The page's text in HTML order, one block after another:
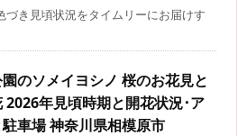
き見頃状況をタイムリーにお届けす
のソメイヨシノ 桜のお花見と
2026年見頃時期と開花状況･ア
車場 神奈川県相模原市